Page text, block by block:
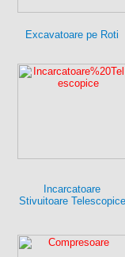
Excavatoare pe Roti
Incarcatoare
Stivuitoare Telescopice